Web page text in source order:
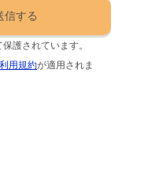
護されています。
利用規約が適用されま